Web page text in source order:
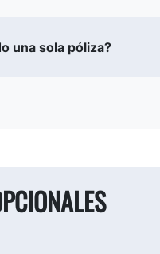
una sola póliza?